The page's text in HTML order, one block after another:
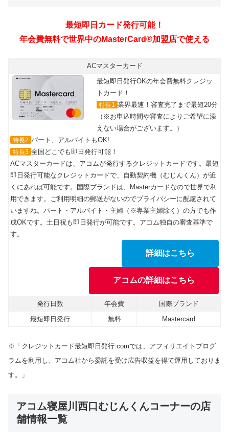
最短即日カード発行可能！
年会費無料で世界中のMasterCard®加盟店で使える
ACマスターカード
最短即日発行OKの年会費無料クレジッ
トカード！
特長1 業界最速！審査完了まで最短20分
（※お申込時間や審査によりご希望に添
えない場合がございます。）
特長2 パート、アルバイトもOK!
特長3 全国どこでも即日発行可能！
ACマスターカードは、アコムが発行するクレジットカードです。最短
即日発行可能なクレジットカードで、自動契約機（むじんくん）が近
くにあれば可能です。国際ブランドは、Masterカードなので世界で利
用できます。ご利用明細の郵送がないのでプライバシーに配慮されて
いますね。パート・アルバイト・主婦（※専業主婦除く）の方でも作
成OKです。土日祝も即日発行が可能です。アコム独自の審査基準で
す。
詳細はこちら
アコムの詳細はこちら
発行日数 年会費
国際ブランド
最短即日発行
無料 Mastercard
※「クレジットカード最短即日発行.comでは、アフィリエイトプログ
ラムを利用し、アコム社から委託を受け広告収益を得て運用しておりま
す。」
アコム寝屋川西口むじんくんコーナーの店
舗情報一覧